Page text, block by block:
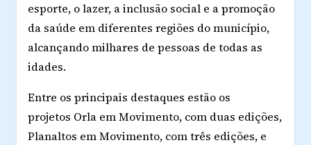
esporte, o lazer, a inclusão social e a promoção
da saúde em diferentes regiões do município,
alcançando milhares de pessoas de todas as
idades.
Entre os principais destaques estão os
projetos Orla em Movimento, com duas edições,
Planaltos em Movimento, comtrês edições, e